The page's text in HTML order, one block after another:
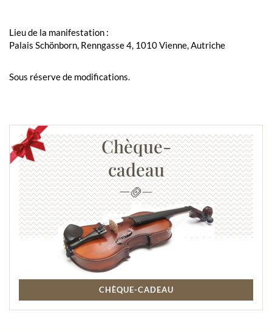
Lieu de la manifestation :
Palais Schönborn, Renngasse 4, 1010 Vienne, Autriche
Sous réserve de modifications.
Chèque-
cadeau
CHÈQUE-CADEAU